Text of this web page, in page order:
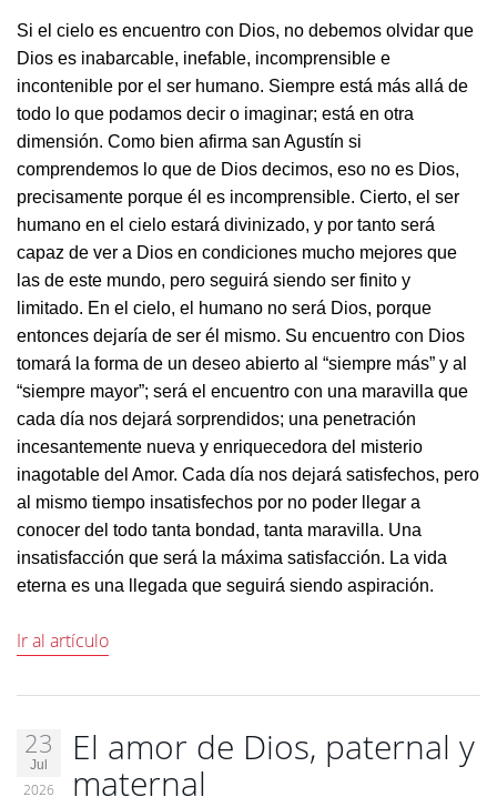
Si el cielo es encuentro con Dios, no debemos olvidar que
Dios es inabarcable, inefable, incomprensible e
incontenible por el ser humano. Siempre está más allá de
todo lo que podamos decir o imaginar; está en otra
dimensión. Como bien afirma san Agustín si
comprendemos lo que de Dios decimos, eso no es Dios,
precisamente porque él es incomprensible. Cierto, el ser
humano en el cielo estará divinizado, y por tanto será
capaz de ver a Dios en condiciones mucho mejores que
las de este mundo, pero seguirá siendo ser finito y
limitado. En el cielo, el humano no será Dios, porque
entonces dejaría de ser él mismo. Su encuentro con Dios
tomará la forma de un deseo abierto al “siempre más” y al
“siempre mayor”; será el encuentro con una maravilla que
cada día nos dejará sorprendidos; una penetración
incesantemente nueva y enriquecedora del misterio
inagotable del Amor. Cada día nos dejará satisfechos, pero
al mismo tiempo insatisfechos por no poder llegar a
conocer del todo tanta bondad, tanta maravilla. Una
insatisfacción que será la máxima satisfacción. La vida
eterna es una llegada que seguirá siendo aspiración.
Ir al artículo
23
Jul
2026
El amor de Dios, paternal y
maternal